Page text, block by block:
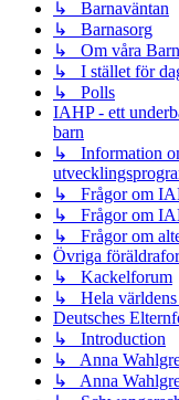
↳ Barnaväntan
↳ Barnasorg
↳ Om våra
↳ I stället för
↳ Polls
IAHP - ett
barn
↳ Information
↳ Frågor om
↳ Frågor om
↳ Frågor om
Övriga
↳ Kackelforum
↳ Hela världens
Deutsches
↳ Introduction
↳ Anna
↳ Anna